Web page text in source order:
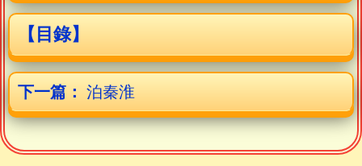
【目錄】
下一篇： 泊秦淮